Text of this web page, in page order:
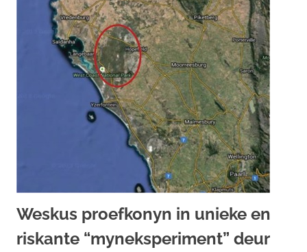
Weskus proefkonyn in unieke en
riskante “myneksperiment” deur